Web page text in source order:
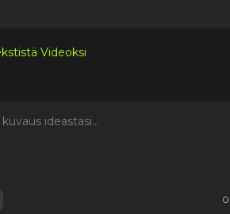
Videoksi